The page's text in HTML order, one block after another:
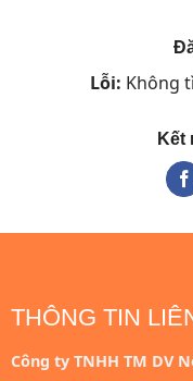
Lỗi: Không
Kết
THÔNG TIN
Công ty TNHH TM DV